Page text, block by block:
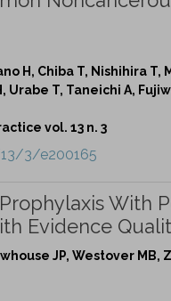
H, Chiba T, Nishihira
Urabe T, Taneichi A,
vol. 13 n. 3
3/e200165
With
Evidence
JP, Westover MB,